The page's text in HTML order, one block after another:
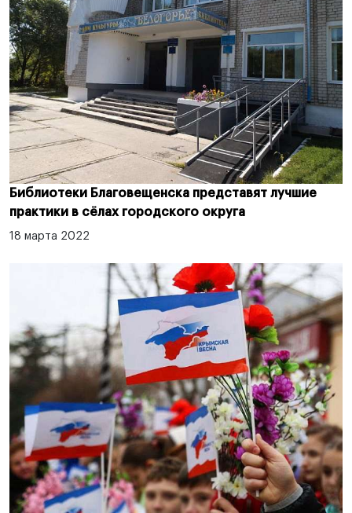
Библиотеки Благовещенска представят лучшие
практики в сёлах городского округа
18 марта 2022